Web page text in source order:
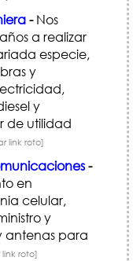
-Nos
a realizar
especie,
y
y
de utilidad
link roto]
-
en
celular,
y
antenas para
roto]